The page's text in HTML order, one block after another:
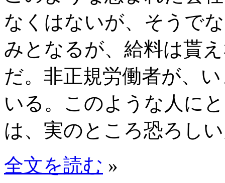
なくはないが、そうで
みとなるが、給料は貰
だ。非正規労働者が、
いる。このような人に
は、実のところ恐ろし
全文を読む »